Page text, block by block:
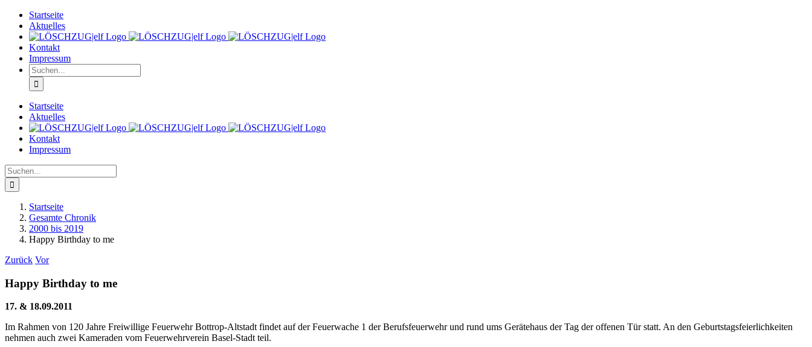
Zum
Inhalt
springen
Startseite
Aktuelles
Kontakt
Impressum
Suche
nach:
Startseite
Aktuelles
Kontakt
Impressum
Suche
nach:
Startseite
Gesamte Chronik
2000 bis 2019
Happy Birthday to me
Zurück Vor
Happy Birthday to me
17. & 18.09.2011
Im Rahmen von 120 Jahre Freiwillige Feuerwehr Bottrop-Altstadt findet auf der Feuerwache 1 der Berufsfeuerwehr und rund ums Gerätehaus der Tag der offenen Tür statt. An den Geburtstagsfeierlichkeiten
nehmen auch zwei Kameraden vom Feuerwehrverein Basel-Stadt teil.